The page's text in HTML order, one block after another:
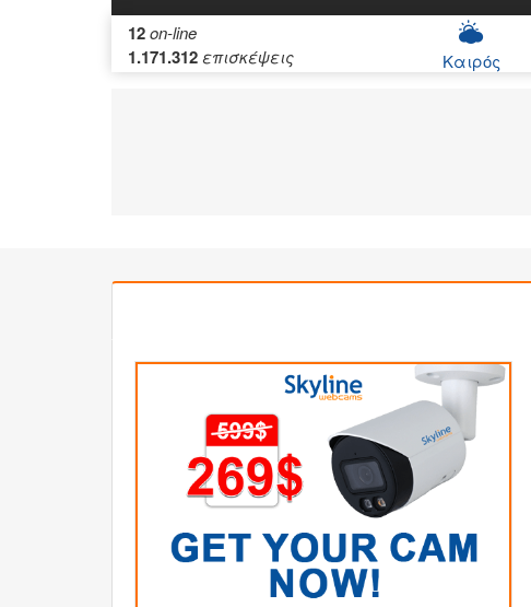
12on-line
1.171.312επισκέψεις Καιρός